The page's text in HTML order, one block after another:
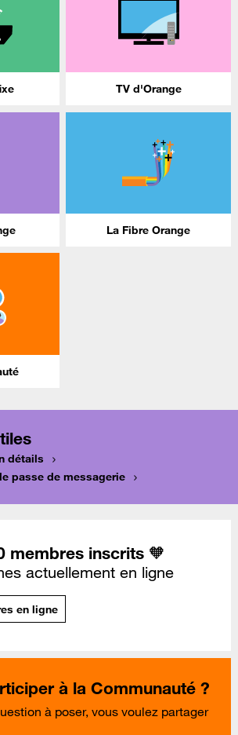
TV d'Orange
La Fibre Orange
détails
passe de messagerie
membres inscrits 🧡
actuellement en ligne
en ligne
à la Communauté ?
à poser, vous voulez partager